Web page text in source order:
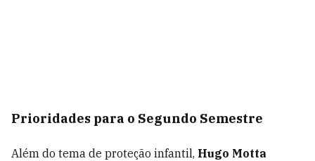
Prioridades para o Segundo Semestre
Além do tema de proteção infantil, Hugo Motta